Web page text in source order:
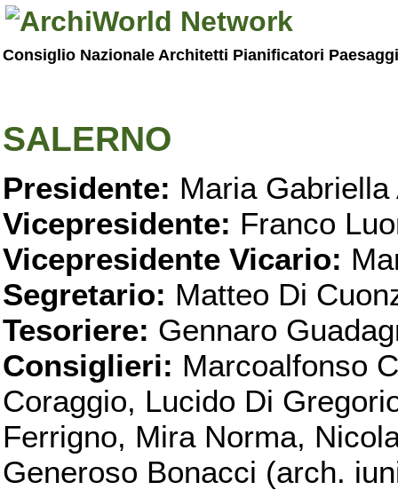
Consiglio Nazionale Architetti Pianificatori
SALERNO
Presidente: Maria Gabriella
Vicepresidente: Franco
Vicepresidente Vicario:
Segretario: Matteo Di
Tesoriere: Gennaro
Consiglieri: Marcoalfonso
Coraggio, Lucido Di
Ferrigno, Mira Norma,
Generoso Bonacci (arch.